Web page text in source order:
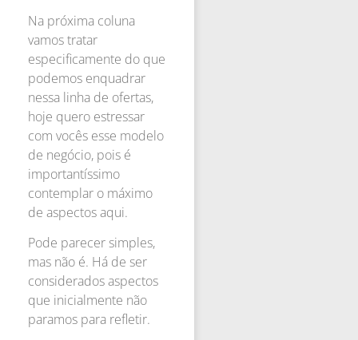
Na próxima coluna
vamos tratar
especificamente do que
podemos enquadrar
nessa linha de ofertas,
hoje quero estressar
com vocês esse modelo
de negócio, pois é
importantíssimo
contemplar o máximo
de aspectos aqui.
Pode parecer simples,
mas não é. Há de ser
considerados aspectos
que inicialmente não
paramos para refletir.